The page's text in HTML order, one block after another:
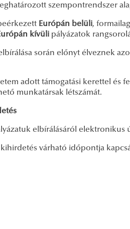
szempontrendszer
Európán belüli,
kívüli pályázatok
során előnyt élveznek
adott támogatási kerettel és
munkatársak létszámát.
elbírálásáról elektronikus
várható időpontja